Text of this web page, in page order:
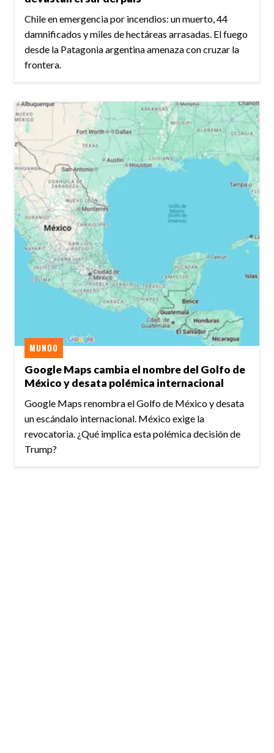
Chile en emergencia por incendios: un muerto, 44
damnificados y miles de hectáreas arrasadas. El fuego
desde la Patagonia argentina amenaza con cruzar la
frontera.
Google Maps cambia el nombre del Golfo de
México y desata polémica internacional
MUNDO
Google Maps renombra el Golfo de México y desata
un escándalo internacional. México exige la
revocatoria. ¿Qué implica esta polémica decisión de
Trump?